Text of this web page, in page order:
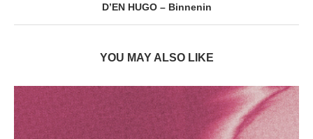
D’EN HUGO – Binnenin
YOU MAY ALSO LIKE